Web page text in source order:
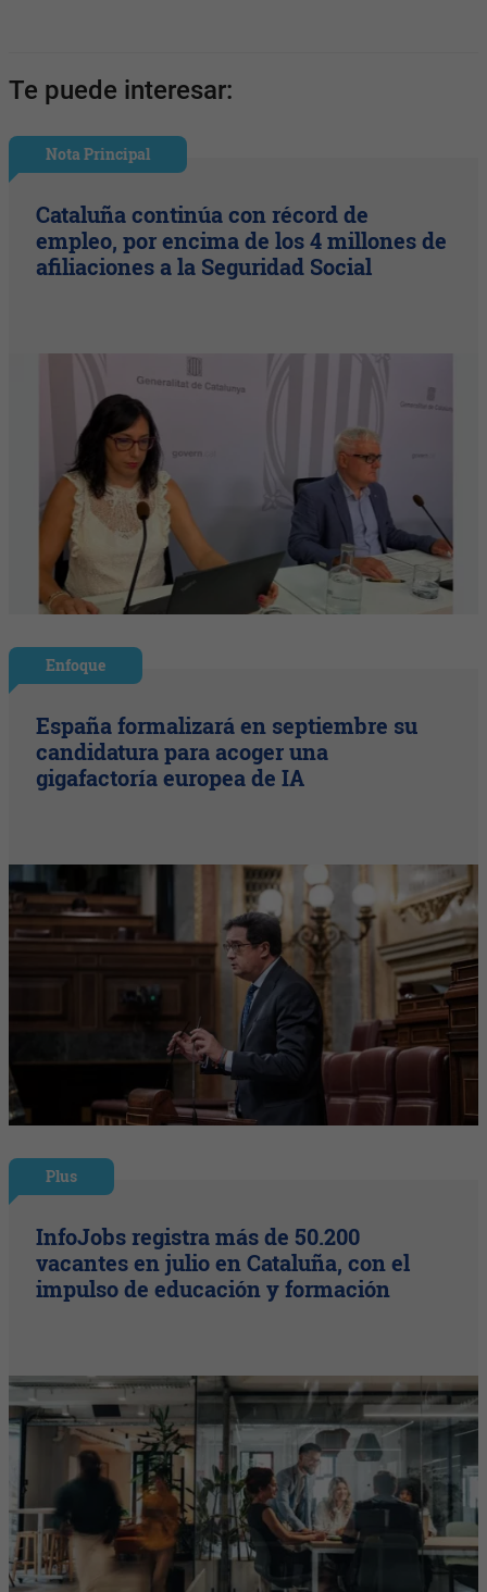
Te puede interesar:
Nota Principal
Cataluña continúa con récord de
empleo, por encima de los 4 millones de
afiliaciones a la Seguridad Social
Enfoque
España formalizará en septiembre su
candidatura para acoger una
gigafactoría europea de IA
Plus
InfoJobs registra más de 50.200
vacantes en julio en Cataluña, con el
impulso de educación y formación